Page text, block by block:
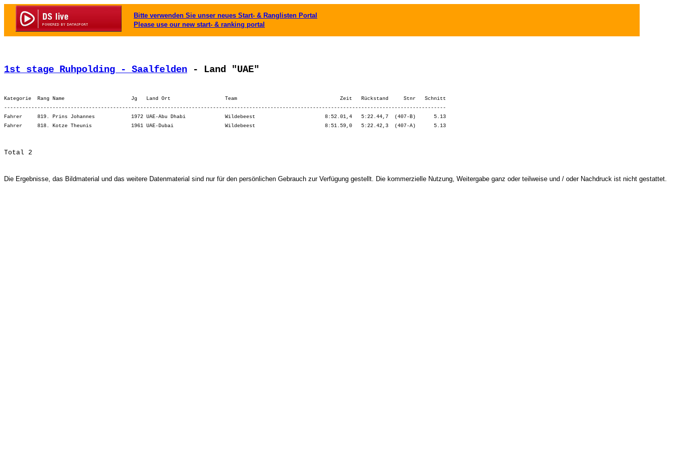
Bitte verwenden Sie unser neues Start- & Ranglisten Portal
Please use our new start- & ranking portal
1st stage Ruhpolding - Saalfelden - Land "UAE"
Kategorie  Rang Name                      Jg   Land Ort                  Team                                  Zeit   Rückstand     Stnr   Schnitt
--------------------------------------------------------------------------------------------------------------------------------------------------
Fahrer     819. Prins Johannes            1972 UAE-Abu Dhabi             Wildebeest                       8:52.01,4   5:22.44,7  (407-B)      5.13
Die Ergebnisse, das Bildmaterial und das weitere Datenmaterial sind nur für den persönlichen Gebrauch zur Verfügung gestellt. Die kommerzielle Nutzung, Weitergabe ganz oder teilweise und / oder Nachdruck ist nicht gestattet.